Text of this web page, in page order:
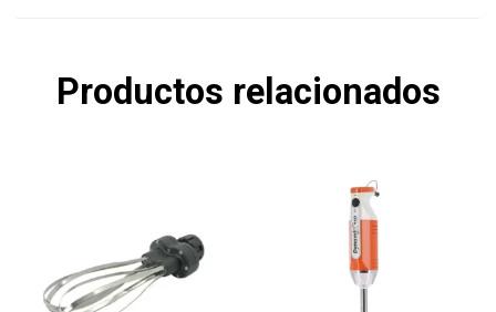
Productos relacionados